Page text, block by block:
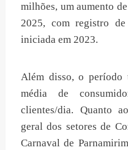
milhões, um aumento
2025, com registro
iniciada em 2023.
Além disso, o período
média de
clientes/dia. Quanto
geral dos setores de
Carnaval de